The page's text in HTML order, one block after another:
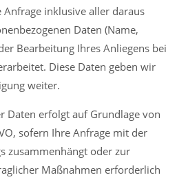
inklusive aller daraus
Daten (Name,
Bearbeitung Ihres Anliegens bei
Diese Daten geben wir
weiter.
Daten erfolgt auf Grundlage von
sofern Ihre Anfrage mit der
zusammenhängt oder zur
Maßnahmen erforderlich